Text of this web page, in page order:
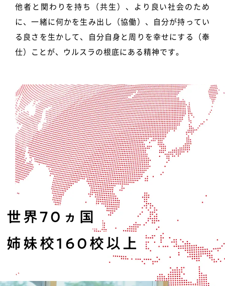
他者と関わりを持ち（共生）、より良い社会のため
に、一緒に何かを生み出し（協働）、自分が持ってい
る良さを生かして、自分自身と周りを幸せにする（奉
仕）ことが、ウルスラの根底にある精神です。
世界70ヵ国
姉妹校160校以上